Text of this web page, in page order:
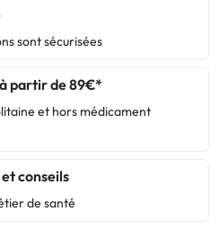
sont sécurisées
partir de 89€*
et hors médicament
conseils
de santé